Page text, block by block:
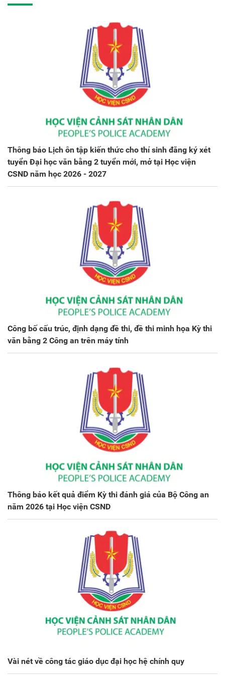
Thông báo Lịch ôn tập kiến thức cho thí sinh đăng ký xét
tuyển Đại học văn bằng 2 tuyển mới, mở tại Học viện
CSND năm học 2026 - 2027
Công bố cấu trúc, định dạng đề thi, đề thi minh họa Kỳ thi
văn bằng 2 Công an trên máy tính
Thông báo kết quả điểm Kỳ thi đánh giá của Bộ Công an
năm 2026 tại Học viện CSND
Vài nét về công tác giáo dục đại học hệ chính quy